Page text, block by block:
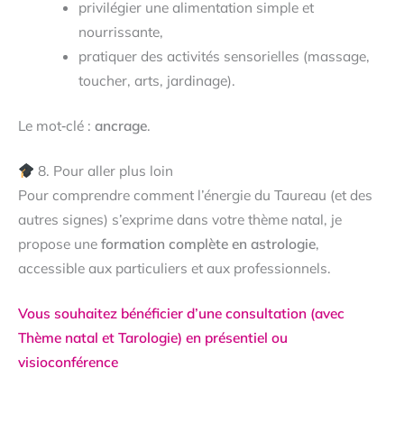
privilégier une alimentation simple et
nourrissante,
pratiquer des activités sensorielles (massage,
toucher, arts, jardinage).
Le mot‑clé : ancrage.
8. Pour aller plus loin
Pour comprendre comment l’énergie du Taureau (et des
autres signes) s’exprime dans votre thème natal, je
propose une formation complète en astrologie,
accessible aux particuliers et aux professionnels.
Vous souhaitez bénéficier d’une consultation (avec
Thème natal et Tarologie) en présentiel ou
visioconférence